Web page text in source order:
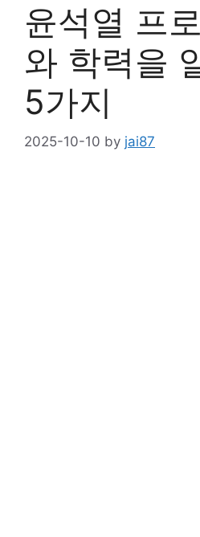
윤석열 프
와 학력을
5가지
2025-10-10 by jai87